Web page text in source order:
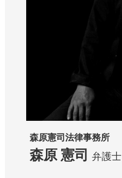
森原憲司法律事務所
森原 憲司 弁護士